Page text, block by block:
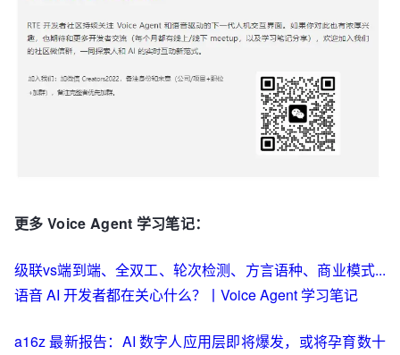
更多 Voice Agent 学习笔记：
级联vs端到端、全双工、轮次检测、方言语种、商业模式...
语音 AI 开发者都在关心什么？丨Voice Agent 学习笔记
a16z 最新报告：AI 数字人应用层即将爆发，或将孕育数十